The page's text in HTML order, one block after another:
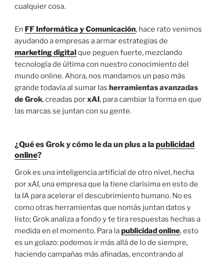
cualquier cosa.
En FF Informática y Comunicación, hace rato venimos
ayudando a empresas a armar estrategias de
marketing digitalque peguen fuerte, mezclando
tecnología de última con nuestro conocimiento del
mundo online. Ahora, nos mandamos un paso más
grande todavía al sumar las herramientas avanzadas
de Grok, creadas porxAI, para cambiar la forma en que
las marcas se juntan con su gente.
¿Qué es Grok y cómo le da un plus a lapublicidad
online?
Grok es una inteligencia artificial de otro nivel, hecha
por xAI, una empresa que la tiene clarísima en esto de
la IA para acelerar el descubrimiento humano. No es
como otras herramientas que nomás juntan datos y
listo; Grok analiza a fondo y te tira respuestas hechas a
medida en el momento. Para lapublicidad online, esto
es un golazo: podemos ir más allá de lo de siempre,
haciendo campañas más afinadas, encontrando al